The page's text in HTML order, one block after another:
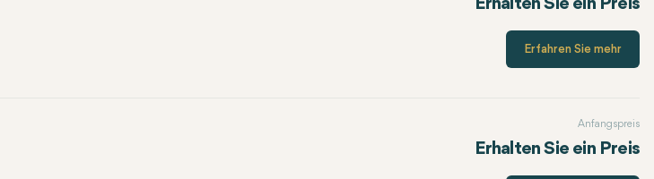
Telegram
Erhalten Sie ein Preis
Erfahren Sie mehr
Anfangspreis
Erhalten Sie ein Preis